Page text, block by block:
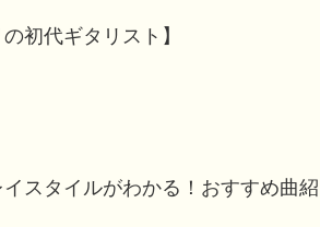
初代ギタリスト】
スタイルがわかる！おすすめ曲紹